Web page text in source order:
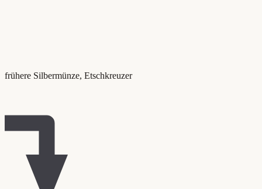
frühere Silbermünze, Etschkreuzer